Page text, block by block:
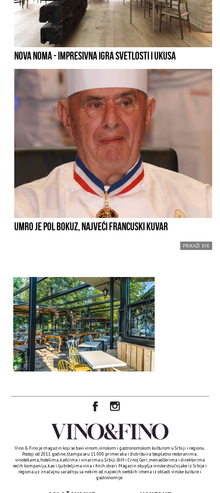
NOVA NOMA - IMPRESIVNA IGRA SVETLOSTI I UKUSA
UMRO JE POL BOKUZ, NAJVEĆI FRANCUSKI KUVAR
PRIKAŽI SVE
Vino & Fino je magazin koji se bavi vinom, vinskom i gastronomskom kulturom u Srbiji i regionu.
Postoji od 2011. godine, štampa se u 11 000 primeraka i distribuira besplatno restoranima,
vinotekama, hotelima, kafićima i vinarima u Srbiji, BiH i Crnoj Gori, menadžerima i direktorima
većih kompanija, kao i ljubiteljima vina i finih stvari. Magazin okuplja vinske stručnjake iz Srbije i
regiona, uz značajnu saradnju sa nekim od najvećih svetskih imena iz oblasti vinske kulture i
gastronomije.